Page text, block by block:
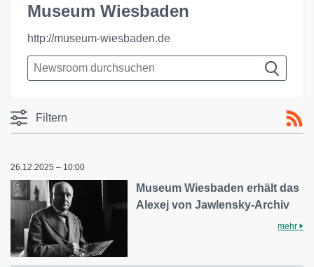
Museum Wiesbaden
http://museum-wiesbaden.de
Filtern
26.12.2025 – 10:00
Museum Wiesbaden erhält das
Alexej von Jawlensky-Archiv
mehr